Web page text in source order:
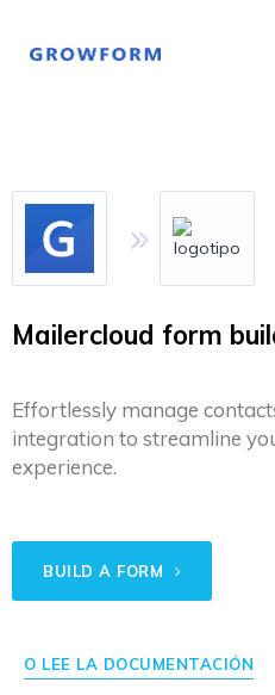
Mailercloud form
Effortlessly manage
integration to streamline
experience.
BUILD A FORM
O LEE LA DOCUMENTACIÓN